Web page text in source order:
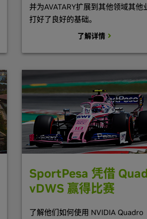
并为AVATARY扩展到其他领域其他
打好了良好的基础。
了解详情
SportPesa 凭借
vDWS 赢得比赛
了解他们如何使用 NVIDIA Quadro